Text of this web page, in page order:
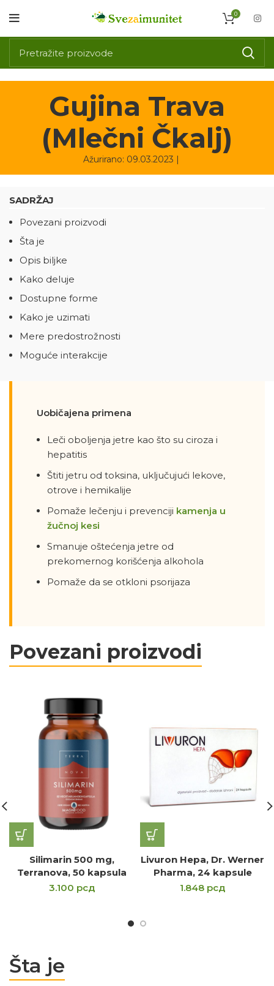
0
Gujina Trava
(Mlečni Čkalj)
Ažurirano: 09.03.2023 |
SADRŽAJ
Povezani proizvodi
Šta je
Opis biljke
Kako deluje
Dostupne forme
Kako je uzimati
Mere predostrožnosti
Moguće interakcije
Uobičajena primena
Leči oboljenja jetre kao što su ciroza i
hepatitis
Štiti jetru od toksina, uključujući lekove,
otrove i hemikalije
Pomaže lečenju i prevenciji kamenja u
žučnoj kesi
Smanuje oštećenja jetre od
prekomernog korišćenja alkohola
Pomaže da se otkloni psorijaza
Povezani proizvodi
Silimarin 500 mg,
Terranova, 50 kapsula
3.100 рсд
Livuron Hepa, Dr. Werner
Pharma, 24 kapsule
1.848 рсд
Šta je